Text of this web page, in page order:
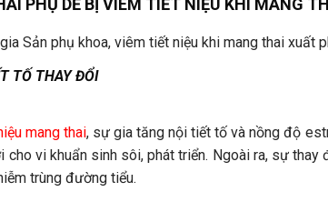
PHỤ DỄ BỊ VIÊM TIẾT NIỆU KHI MANG
Sản phụ khoa, viêm tiết niệu khi mang thai xuất
TỐ THAY ĐỔI
mang thai, sự gia tăng nội tiết tố và nồng độ
cho vi khuẩn sinh sôi, phát triển. Ngoài ra, sự
trùng đường tiểu.